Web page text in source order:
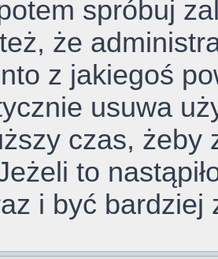
spróbuj
że
z jakiegoś
usuwa
czas,
to
i być